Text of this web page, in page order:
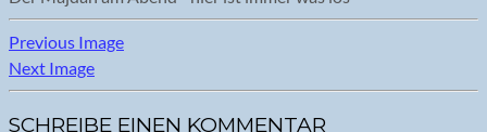
Previous Image
Next Image
SCHREIBE EINEN KOMMENTAR